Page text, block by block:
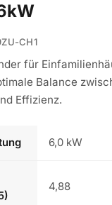
CH1
für
Balance
Effizienz.
6,0 kW
4,88